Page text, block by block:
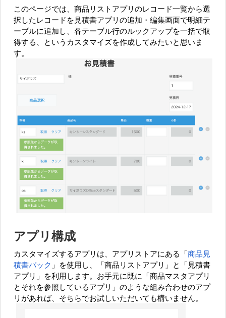
このページでは、商品リストアプリのレコード一覧から選
択したレコードを見積書アプリの追加・編集画面で明細テ
ーブルに追加し、各テーブル行のルックアップを一括で取
得する、というカスタマイズを作成してみたいと思いま
す。
アプリ構成
カスタマイズするアプリは、アプリストアにある「 商品見
積書パック 」を使用し、「商品リストアプリ」と「見積書
アプリ」を利用します。お手元に既に「商品マスタアプリ
とそれを参照しているアプリ」のような組み合わせのアプ
リがあれば、そちらでお試しいただいても構いません。